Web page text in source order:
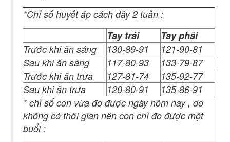
*Chỉ số huyết áp cách đây 2 tuần :
Tay trái Tay phải
Trước khi ăn sáng 130-89-91
121-90-81
Sau khi ăn sáng
117-80-93
133-79-87
Trước khi ăn trưa
127-81-74
135-92-77
Sau khi ăn trưa
120-80-91
135-86-91
* chỉ số con vừa đo được ngày hôm nay , do
không có thời gian nên con chỉ đo được một
buổi :